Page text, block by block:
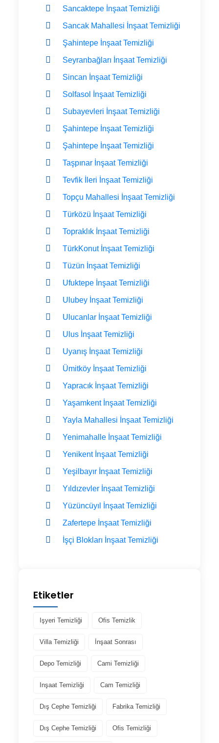
Sancaktepe İnşaat Temizliği
Sancak Mahallesi İnşaat Temizliği
Şahintepe İnşaat Temizliği
Seyranbağları İnşaat Temizliği
Sincan İnşaat Temizliği
Solfasol İnşaat Temizliği
Subayevleri İnşaat Temizliği
Şahintepe İnşaat Temizliği
Şahintepe İnşaat Temizliği
Taşpınar İnşaat Temizliği
Tevfik İleri İnşaat Temizliği
Topçu Mahallesi İnşaat Temizliği
Türközü İnşaat Temizliği
Topraklık İnşaat Temizliği
TürkKonut İnşaat Temizliği
Tüzün İnşaat Temizliği
Ufuktepe İnşaat Temizliği
Ulubey İnşaat Temizliği
Ulucanlar İnşaat Temizliği
Ulus İnşaat Temizliği
Uyanış İnşaat Temizliği
Ümitköy İnşaat Temizliği
Yapracık İnşaat Temizliği
Yaşamkent İnşaat Temizliği
Yayla Mahallesi İnşaat Temizliği
Yenimahalle İnşaat Temizliği
Yenikent İnşaat Temizliği
Yeşilbayır İnşaat Temizliği
Yıldızevler İnşaat Temizliği
Yüzüncüyıl İnşaat Temizliği
Zafertepe İnşaat Temizliği
İşçi Blokları İnşaat Temizliği
Etiketler
Işyeri Temizliği Ofis Temizlik
Villa Temizliği İnşaat Sonrası
Depo Temizliği Cami Temizliği
Inşaat Temizliği Cam Temizliği
Dış Cephe Temizliği Fabrika Temizliği
Dış Cephe Temizliği Ofis Temizliği